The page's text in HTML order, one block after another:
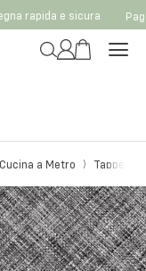
rapida e sicura
a Metro Tappeti